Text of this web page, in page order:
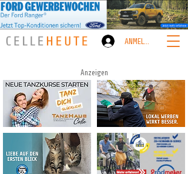
ANMELDEN
Anzeigen